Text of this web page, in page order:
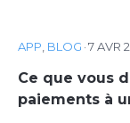
APP BLOG ·7 AVR
Ce que vous
paiements à